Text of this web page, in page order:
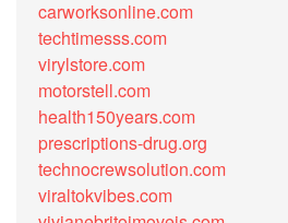
carworksonline.com
techtimesss.com
virylstore.com
motorstell.com
health150years.com
prescriptions-drug.org
technocrewsolution.com
viraltokvibes.com